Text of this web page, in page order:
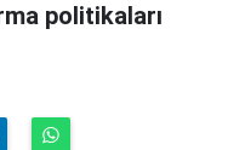
politikaları